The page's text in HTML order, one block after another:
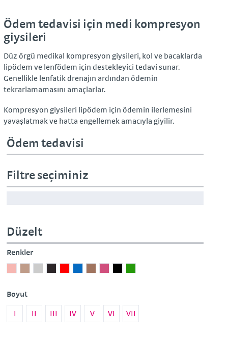
Ödem tedavisi için medi kompresyon
giysileri
Düz örgü medikal kompresyon giysileri, kol ve bacaklarda
lipödem ve lenfödem için destekleyici tedavi sunar.
Genellikle lenfatik drenajın ardından ödemin
tekrarlamamasını amaçlarlar.
Kompresyon giysileri lipödem için ödemin ilerlemesini
yavaşlatmak ve hatta engellemek amacıyla giyilir.
Ödem tedavisi
Filtre seçiminiz
Düzelt
Renkler
Boyut
I
II III IV V VI VII